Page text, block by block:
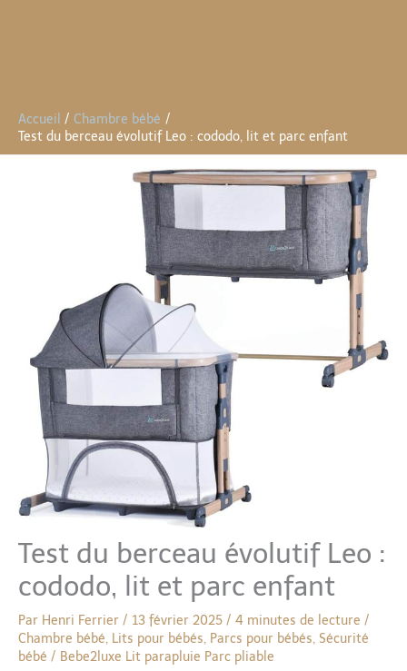
Accueil
Chambre bébé
Test du berceau évolutif Leo : cododo, lit et parc enfant
Test du berceau évolutif Leo :
cododo, lit et parc enfant
Par Henri Ferrier / 13 février 2025 / 4 minutes de lecture /
Chambre bébé, Lits pour bébés, Parcs pour bébés, Sécurité
bébé / Bebe2luxe Lit parapluie Parc pliable